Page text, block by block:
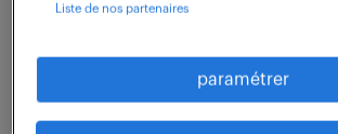
votre CV !
Liste de nos partenaires
paramétrer